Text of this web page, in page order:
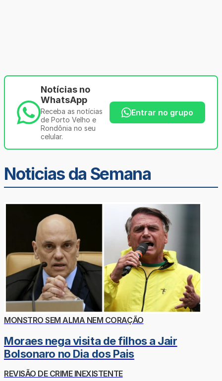
Notícias no
WhatsApp
Receba as notícias
de Porto Velho e
Rondônia no seu
celular.
Entrar no grupo
Noticias da Semana
MONSTRO SEM ALMA NEM CORAÇÃO
Moraes nega visita de filhos a Jair
Bolsonaro no Dia dos Pais
REVISÃO DE CRIME INEXISTENTE